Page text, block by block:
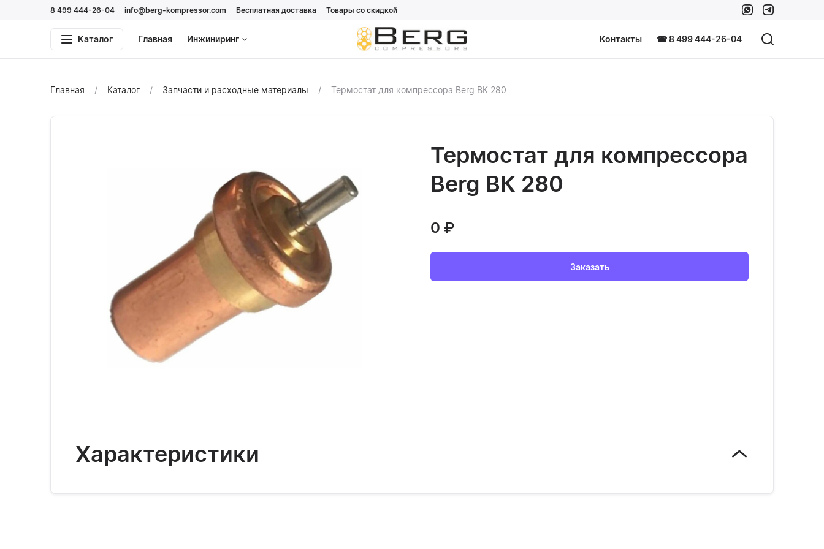
8 499 444-26-04 info@berg-kompressor.com Бесплатная доставка Товары со скидкой
Каталог Главная Инжиниринг Контакты ☎ 8 499 444-26-04
Главная Каталог Запчасти и расходные материалы Термостат для компрессора Berg ВК 280
Термостат для компрессора
Berg ВК 280
0 ₽
Заказать
Характеристики